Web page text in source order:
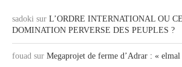
sadoki sur L’ORDRE INTERNATIONAL OU
DOMINATION PERVERSE DES PEUPLES ?
fouad sur Megaprojet de ferme d’Adrar : «